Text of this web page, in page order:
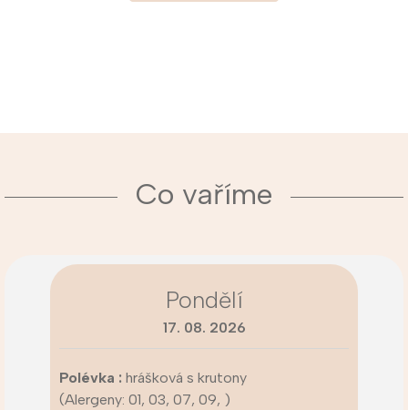
Co vaříme
Pondělí
17. 08. 2026
Polévka : hrášková s krutony
(Alergeny: 01, 03, 07, 09, )